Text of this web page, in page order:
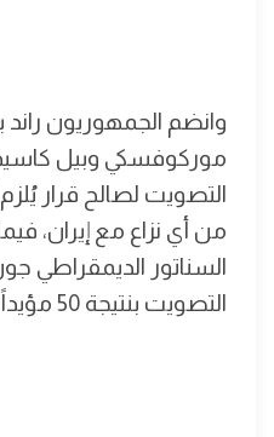
وانضم الجمهوريون راند
موركوفسكي وبيل
التصويت لصالح قرار
من أي نزاع مع إيران،
السناتور الديمقراطي
التصويت بنتيجة 50 مؤيداً مقابل 48 معارضاً.